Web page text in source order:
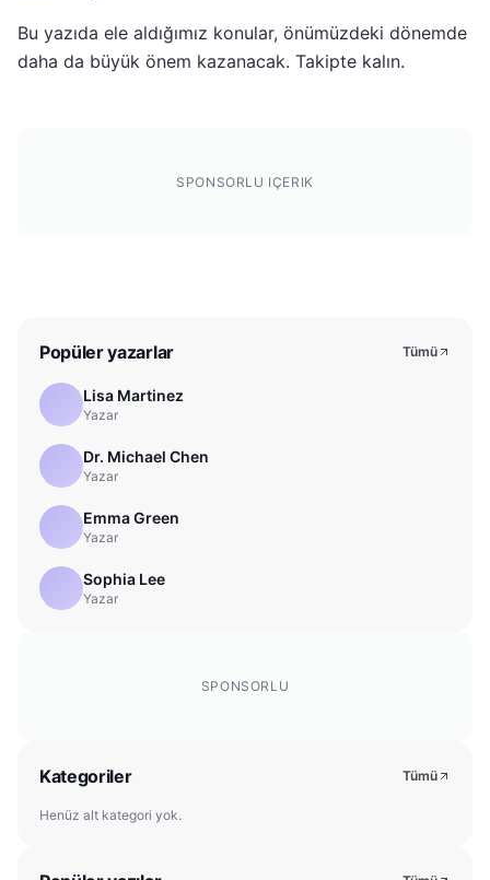
Bu yazıda ele aldığımız konular, önümüzdeki dönemde
daha da büyük önem kazanacak. Takipte kalın.
SPONSORLU IÇERIK
Popüler yazarlar Tümü
Lisa Martinez
Yazar
Dr. Michael Chen
Yazar
Emma Green
Yazar
Sophia Lee
Yazar
SPONSORLU
Kategoriler Tümü
Henüz alt kategori yok.